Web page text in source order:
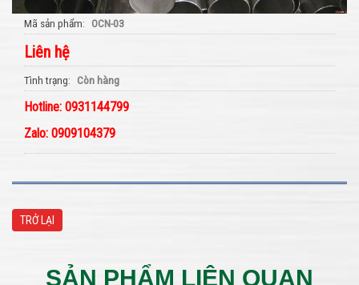
Mã sản phẩm OCN-03
Liên hệ
Tình trạng Còn hàng
Hotline: 0931144799
Zalo: 0909104379
TRỞ LẠI
SẢN PHẨM LIÊN QUAN